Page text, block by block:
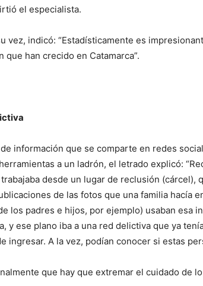
el especialista.
vez, indicó: “Estadísticamente es
que han crecido en Catamarca”.
información que se comparte en redes
a un ladrón, el letrado explicó:
desde un lugar de reclusión (cárcel),
de las fotos que una familia hacía
los padres e hijos, por ejemplo) usaban esa
y ese plano iba a una red delictiva que ya
ingresar. A la vez, podían conocer si estas
que hay que extremar el cuidado de